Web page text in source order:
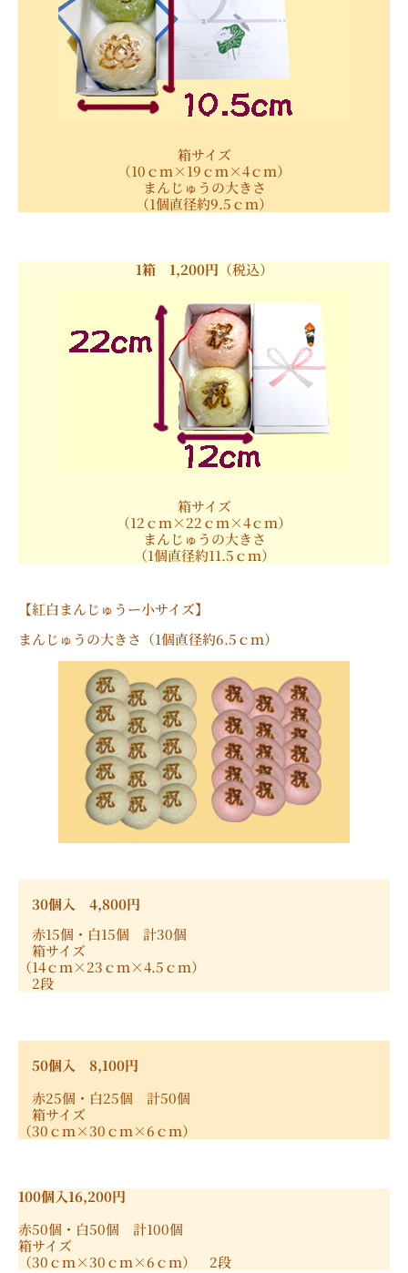
箱サイズ
（10ｃｍ×19ｃｍ×4ｃｍ）
まんじゅうの大きさ
（1個直径約9.5ｃｍ）
1箱 1,200円 （税込）
箱サイズ
（12ｃｍ×22ｃｍ×4ｃｍ）
まんじゅうの大きさ
（1個直径約11.5ｃｍ）
【紅白まんじゅうー小サイズ】
まんじゅうの大きさ（1個直径約6.5ｃｍ）
30個入 4,800円
赤15個・白15個 計30個
箱サイズ
（14ｃｍ×23ｃｍ×4.5ｃｍ）
2段
50個入 8,100円
赤25個・白25個 計50個
箱サイズ
（30ｃｍ×30ｃｍ×6ｃｍ）
100個入16,200円
赤50個・白50個 計100個
箱サイズ
（30ｃｍ×30ｃｍ×6ｃｍ） 2段